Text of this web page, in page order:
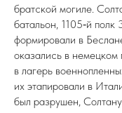
братской могиле.
батальон, 1105‑й
формировали в
оказались в немецком
в лагерь
их этапировали в
был разрушен,